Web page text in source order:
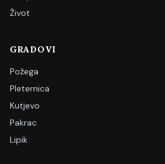
Život
GRADOVI
Požega
Pleternica
Kutjevo
Pakrac
Lipik